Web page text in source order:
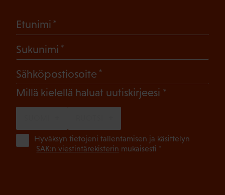
Etunimi
Sukunimi
Sähköpostiosoite
Millä kielellä haluat uutiskirjeesi (Pakollinen)
Hyväksyn tietojeni tallentamisen ja käsittelyn
SAK:n viestintärekisterin mukaisesti *